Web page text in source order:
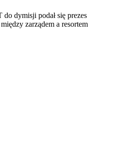
dymisji podał się prezes
zarządem a resortem